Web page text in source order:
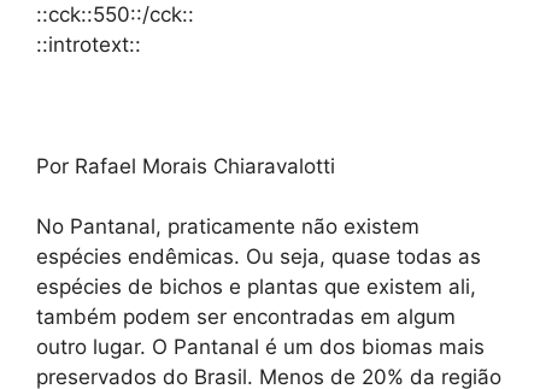
::cck::550::/cck::
::introtext::
Por Rafael Morais Chiaravalotti
No Pantanal, praticamente não existem
espécies endêmicas. Ou seja, quase todas as
espécies de bichos e plantas que existem ali,
também podem ser encontradas em algum
outro lugar. O Pantanal é um dos biomas mais
preservados do Brasil. Menos de 20% da região